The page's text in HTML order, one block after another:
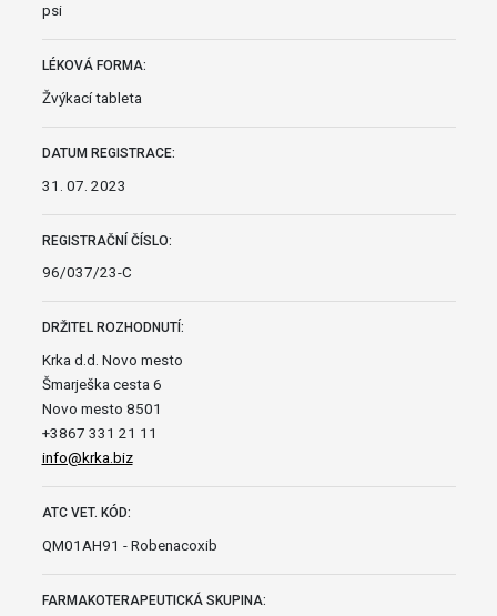
psi
LÉKOVÁ FORMA:
Žvýkací tableta
DATUM REGISTRACE:
31. 07. 2023
REGISTRAČNÍ ČÍSLO:
96/037/23-C
DRŽITEL ROZHODNUTÍ:
Krka d.d. Novo mesto
Šmarješka cesta 6
Novo mesto 8501
+3867 331 21 11
info@krka.biz
ATC VET. KÓD:
QM01AH91 - Robenacoxib
FARMAKOTERAPEUTICKÁ SKUPINA: